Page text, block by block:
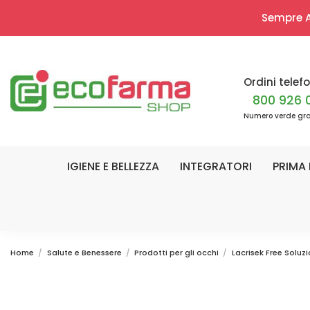
Sempre
Ordini
800 926
Numero verde
IGIENE E BELLEZZA INTEGRATORI PRIMA
Home Salute e Benessere Prodotti per gli occhi Lacrisek Free